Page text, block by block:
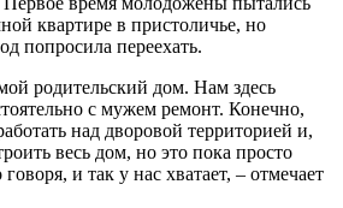
квартире в пристоличье, но
попросила переехать.
родительский дом. Нам здесь
с мужем ремонт. Конечно,
над дворовой территорией и,
весь дом, но это пока просто
и так у нас хватает, – отмечает